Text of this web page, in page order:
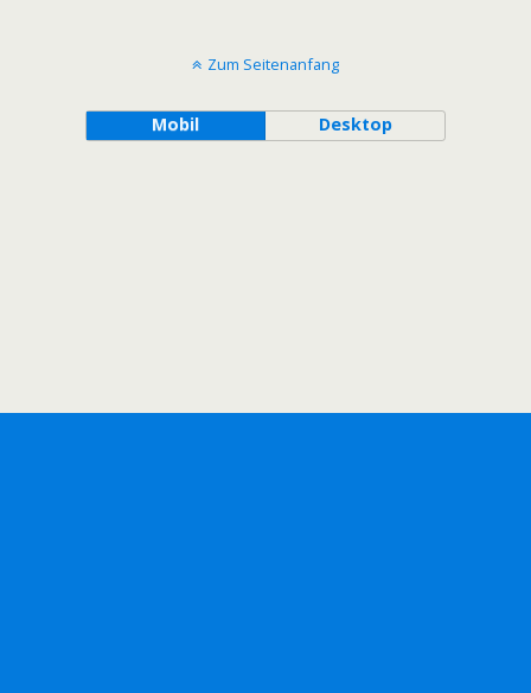
Zum Seitenanfang
Mobil Desktop